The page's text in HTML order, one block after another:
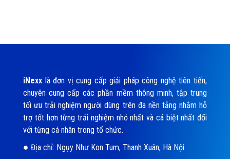
iNexx là đơn vị cung cấp giải pháp công nghệ tiên tiến,
chuyên cung cấp các phần mềm thông minh, tập trung
tối ưu trải nghiệm người dùng trên đa nền tảng nhằm hỗ
trợ tốt hơn từng trải nghiệm nhỏ nhất và cá biệt nhất đối
với từng cá nhân trong tổ chức.
Địa chỉ: Ngụy Như Kon Tum, Thanh Xuân, Hà Nội